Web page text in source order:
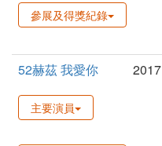
參展及得獎紀錄
52赫茲 我愛你 2017
主要演員